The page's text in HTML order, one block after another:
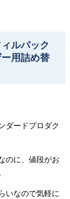
ルパック
用詰め替
ダードプロダク
のに、値段がお
いなので気軽に